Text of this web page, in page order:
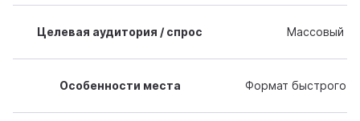
Целевая аудитория / спрос Массовый
Особенности места Формат быстрого